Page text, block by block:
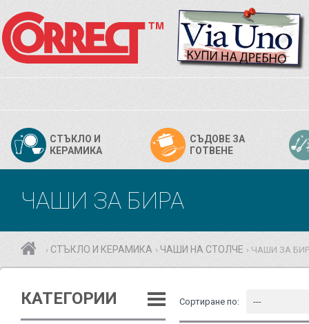
СТЪКЛО И
КЕРАМИКА
СЪДОВЕ ЗА
ГОТВЕНЕ
ЧАШИ ЗА БИРА
› СТЪКЛО И КЕРАМИКА › ЧАШИ НА СТОЛЧЕ › ЧАШИ ЗА
КАТЕГОРИИ Сортиране по: ---